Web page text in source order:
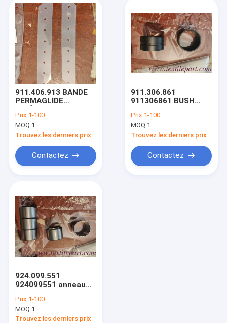
911.406.913 BANDE
PERMAGLIDE
55x28mm
911.406.914 BANDE
PERMAGLIDE
EXTÉRIEURE /
62x28mm
Prix:1-100
MOQ:1
Trouvez les derniers prix
Contactez
911.306.861
911306861 BUSH
vous en prie.
Prix:1-100
MOQ:1
Trouvez les derniers prix
Contactez
924.099.551
924099551 anneau
mm
Prix:1-100
MOQ:1
Trouvez les derniers prix